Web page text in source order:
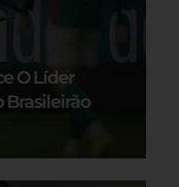
O Líder
Brasileirão